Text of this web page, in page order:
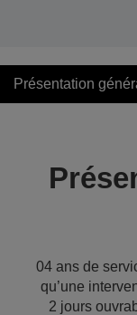
Présentation
04 ans de
qu’une
2 jours